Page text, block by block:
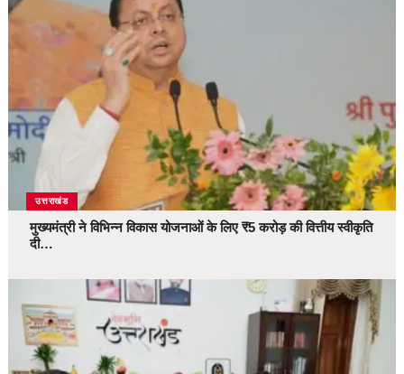
उत्तराखंड
मुख्यमंत्री ने विभिन्न विकास योजनाओं के लिए ₹5 करोड़ की वित्तीय स्वीकृति
दी…